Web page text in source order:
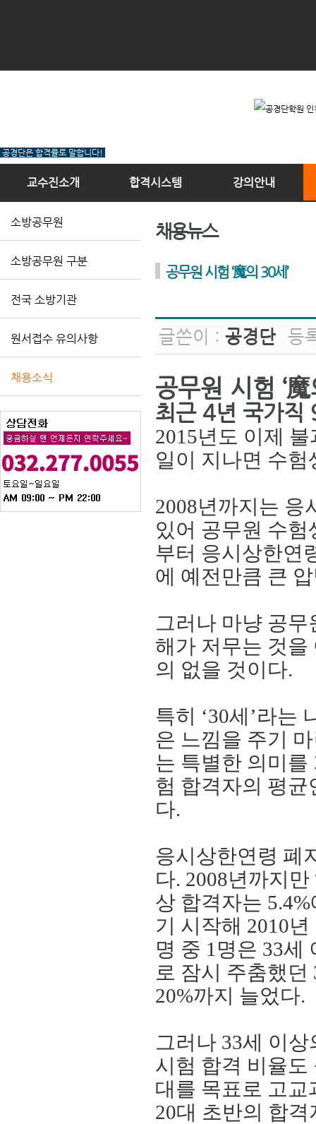
공경단은 합격률로 말합니다!
교수진소개 합격시스템 강의안내
소방공무원
소방공무원 구분
전국 소방기관
원서접수 유의사항
채용소식
채용뉴스
공무원 시험 ‘魔의 30세’
글쓴이 : 공경단 등
공무원 시험 ‘
최근 4년 국가직
2015년도 이제
일이 지나면 수
2008년까지는 응
있어 공무원 수
부터 응시상한연
에 예전만큼 큰
그러나 마냥 공
해가 저무는 것
의 없을 것이다.
특히 ‘30세 ’라는
은 느낌을 주기
는 특별한 의미를
험 합격자의 평
다.
응시상한연령 폐
다. 2008년까지
상 합격자는 5.4%
기 시작해 2010년
명 중 1 명은 33세
로 잠시 주춤했던
20%까지 늘었다.
그러나 33세 이상
시험 합격 비율도
대를 목표로 고
20대 초반의 합